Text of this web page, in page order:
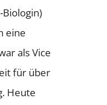
eine
als Vice
für über
Heute